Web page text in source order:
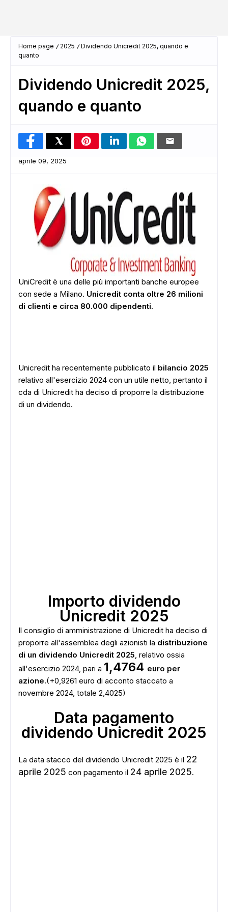
Home page 2025
Dividendo Unicredit 2025, quando e
quanto
Dividendo Unicredit 2025,
quando e quanto
aprile 09, 2025
UniCredit è una delle più importanti banche europee
con sede a Milano. Unicredit conta oltre 26 milioni
di clienti e circa 80.000 dipendenti.
Unicredit ha recentemente pubblicato il bilancio 2025
relativo all'esercizio 2024 con un utile netto, pertanto il
cda di Unicredit ha deciso di proporre la distribuzione
di un dividendo.
Importo dividendo
Unicredit 2025
Il consiglio di amministrazione di Unicredit ha deciso di
proporre all'assemblea degli azionisti la distribuzione
di un dividendo Unicredit 2025, relativo ossia
all'esercizio 2024, pari a 1,4764 euro per
azione.(+0,9261 euro di acconto staccato a
novembre 2024, totale 2,4025)
Data pagamento
dividendo Unicredit 2025
La data stacco del dividendo Unicredit 2025 è il 22
aprile 2025 con pagamento il 24 aprile 2025.